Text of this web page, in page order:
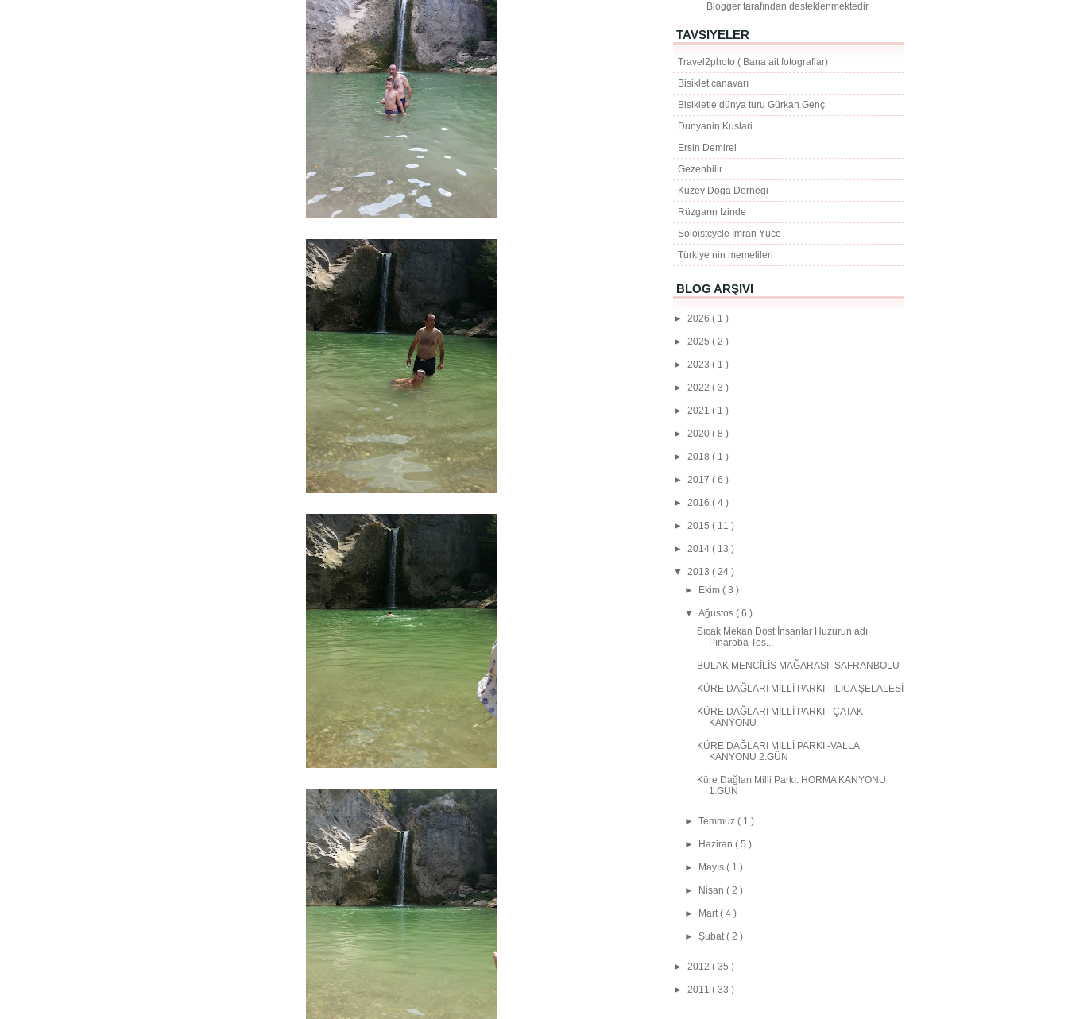
Blogger tarafından desteklenmektedir.
TAVSIYELER
Travel2photo ( Bana ait fotograflar)
Bisiklet canavarı
Bisikletle dünya turu Gürkan Genç
Dunyanin Kuslari
Ersin Demirel
Gezenbilir
Kuzey Doga Dernegi
Rüzgarın İzinde
Soloistcycle İmran Yüce
Türkiye nin memelileri
BLOG ARŞIVI
► 2026 ( 1 )
► 2025 ( 2 )
► 2023 ( 1 )
► 2022 ( 3 )
► 2021 ( 1 )
► 2020 ( 8 )
► 2018 ( 1 )
► 2017 ( 6 )
► 2016 ( 4 )
► 2015 ( 11 )
► 2014 ( 13 )
▼ 2013 ( 24 )
►
Ekim( 3 )
▼Ağustos( 6 )
Sıcak Mekan Dost İnsanlar Huzurun adı
Pınaroba Tes...
BULAK MENCİLİS MAĞARASI -SAFRANBOLU
KÜRE DAĞLARI MİLLİ PARKI - ILICA ŞELALESİ
KÜRE DAĞLARI MİLLİ PARKI - ÇATAK
KANYONU
KÜRE DAĞLARI MİLLİ PARKI -VALLA
KANYONU 2.GÜN
Küre Dağları Milli Parkı. HORMA KANYONU
1.GUN
►Temmuz( 1 )
► Haziran( 5 )
► Mayıs( 1 )
► Nisan( 2 )
► Mart( 4 )
►Şubat( 2 )
► 2012 ( 35 )
► 2011 ( 33 )